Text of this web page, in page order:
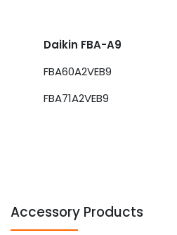
Daikin FBA-A9
FBA60A2VEB9
FBA71A2VEB9
Accessory Products